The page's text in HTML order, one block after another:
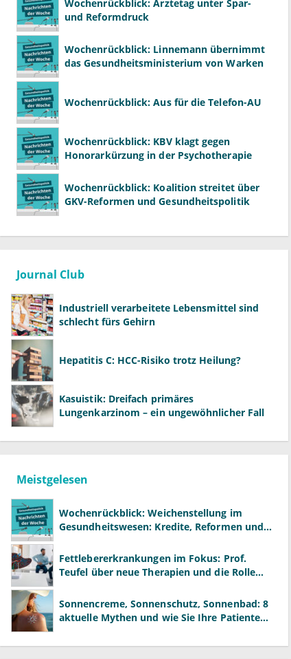
Wochenrückblick: Ärztetag unter Spar-
und Reformdruck
Wochenrückblick: Linnemann übernimmt
das Gesundheitsministerium von Warken
Wochenrückblick: Aus für die Telefon-AU
Wochenrückblick: KBV klagt gegen
Honorarkürzung in der Psychotherapie
Wochenrückblick: Koalition streitet über
GKV-Reformen und Gesundheitspolitik
Journal Club
Industriell verarbeitete Lebensmittel sind
schlecht fürs Gehirn
Hepatitis C: HCC-Risiko trotz Heilung?
Kasuistik: Dreifach primäres
Lungenkarzinom – ein ungewöhnlicher Fall
Meistgelesen
Wochenrückblick: Weichenstellung im
Gesundheitswesen: Kredite, Reformen und
Fettlebererkrankungen im Fokus: Prof.
Teufel über neue Therapien und die Rolle
Sonnencreme, Sonnenschutz, Sonnenbad: 8
aktuelle Mythen und wie Sie Ihre Patienten